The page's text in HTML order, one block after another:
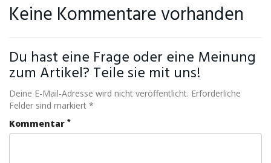
Keine Kommentare vorhanden
Du hast eine Frage oder eine Meinung
zum Artikel? Teile sie mit uns!
Deine E-Mail-Adresse wird nicht veröffentlicht. Erforderliche
Felder sind markiert *
Kommentar *